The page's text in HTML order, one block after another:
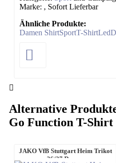
Marke: , Sofort Lieferbar
Ähnliche Produkte:
Damen ShirtSportT-ShirtLed
Alternative
Go Function T-Shirt
JAKO VfB Stuttgart Heim Trikot
26/27 Damen